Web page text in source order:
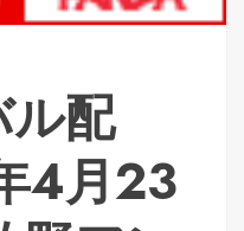
ル配
4月23